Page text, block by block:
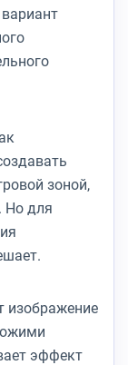
зоной,
Но для
изображение
эффект